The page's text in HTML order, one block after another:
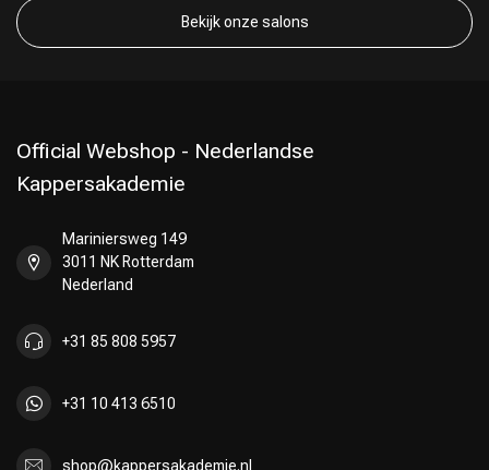
Bekijk onze salons
Official Webshop - Nederlandse
Kappersakademie
Mariniersweg 149
3011 NK Rotterdam
Nederland
+31 85 808 5957
+31 10 413 6510
shop@kappersakademie.nl